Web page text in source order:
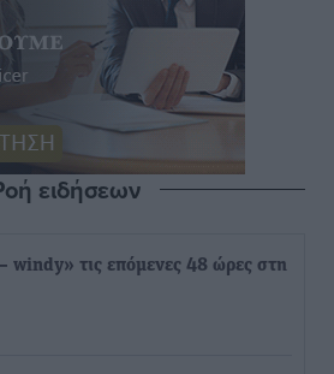
ειδήσεων
windy» τις επόμενες 48 ώρες στη